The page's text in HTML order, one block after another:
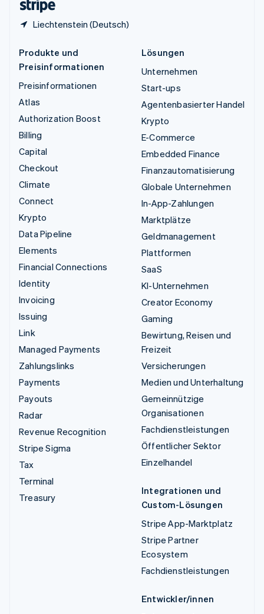
Liechtenstein (Deutsch)
Produkte und
Preisinformationen
Preisinformationen
Atlas
Authorization Boost
Billing
Capital
Checkout
Climate
Connect
Krypto
Data Pipeline
Elements
Financial Connections
Identity
Invoicing
Issuing
Link
Managed Payments
Zahlungslinks
Payments
Payouts
Radar
Revenue Recognition
Stripe Sigma
Tax
Terminal
Treasury
Lösungen
Unternehmen
Start-ups
Agentenbasierter Handel
Krypto
E-Commerce
Embedded Finance
Finanzautomatisierung
Globale Unternehmen
In-App-Zahlungen
Marktplätze
Geldmanagement
Plattformen
SaaS
KI-Unternehmen
Creator Economy
Gaming
Bewirtung, Reisen und
Freizeit
Versicherungen
Medien und Unterhaltung
Gemeinnützige
Organisationen
Fachdienstleistungen
Öffentlicher Sektor
Einzelhandel
Integrationen und
Custom-Lösungen
Stripe App-Marktplatz
Stripe Partner
Ecosystem
Fachdienstleistungen
Entwickler/innen